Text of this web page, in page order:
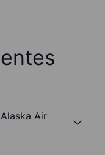
Air